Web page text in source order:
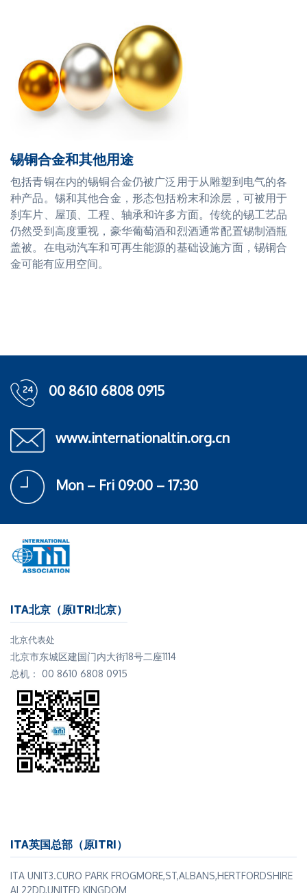
锡铜合金和其他用途
包括青铜在内的锡铜合金仍被广泛用于从雕塑到电气的各
种产品。锡和其他合金，形态包括粉末和涂层，可被用于
刹车片、屋顶、工程、轴承和许多方面。传统的锡工艺品
仍然受到高度重视，豪华葡萄酒和烈酒通常配置锡制酒瓶
盖被。在电动汽车和可再生能源的基础设施方面，锡铜合
金可能有应用空间。
00 8610 6808 0915
www.internationaltin.org.cn
Mon – Fri 09:00 – 17:30
ITA北京（原ITRI北京）
北京代表处
北京市东城区建国门内大街18号二座1114
总机： 00 8610 6808 0915
ITA英国总部（原ITRI）
ITA UNIT3.CURO PARK FROGMORE,ST,ALBANS,HERTFORDSHIRE
AL22DD,UNITED KINGDOM